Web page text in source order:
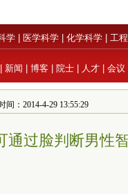
学 医学科学 化学科学 工
新闻 博客 院士 人才 会议
间：2014-4-29 13:55:29
通过脸判断男性